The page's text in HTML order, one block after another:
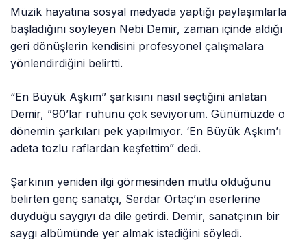
Müzik hayatına sosyal medyada yaptığı paylaşımlarla
başladığını söyleyen Nebi Demir, zaman içinde aldığı
geri dönüşlerin kendisini profesyonel çalışmalara
yönlendirdiğini belirtti.
“En Büyük Aşkım” şarkısını nasıl seçtiğini anlatan
Demir, ”90’lar ruhunu çok seviyorum. Günümüzde o
dönemin şarkıları pek yapılmıyor. ‘En Büyük Aşkım’ı
adeta tozlu raflardan keşfettim” dedi.
Şarkının yeniden ilgi görmesinden mutlu olduğunu
belirten genç sanatçı, Serdar Ortaç’ın eserlerine
duyduğu saygıyı da dile getirdi. Demir, sanatçının bir
saygı albümünde yer almak istediğini söyledi.